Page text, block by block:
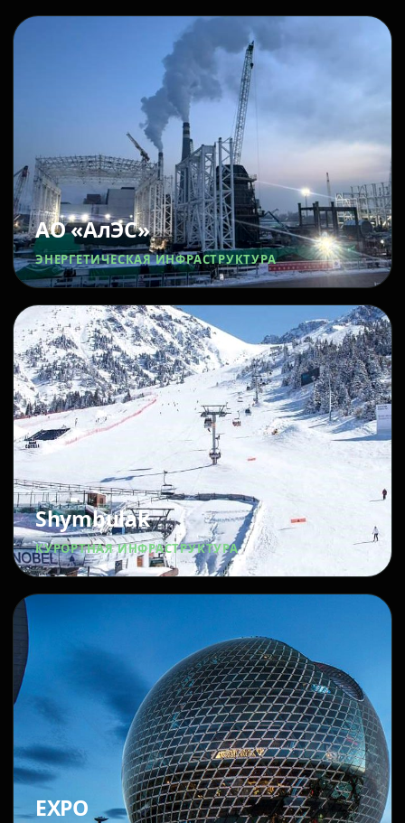
АО «АлЭС»
ЭНЕРГЕТИЧЕСКАЯ ИНФРАСТРУКТУРА
Shymbulak
КУРОРТНАЯ ИНФРАСТРУКТУРА
EXPO